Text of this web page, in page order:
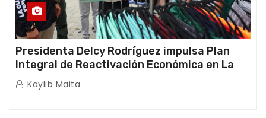
Presidenta Delcy Rodríguez impulsa Plan
Integral de Reactivación Económica en La
Guaira
Kaylib Maita